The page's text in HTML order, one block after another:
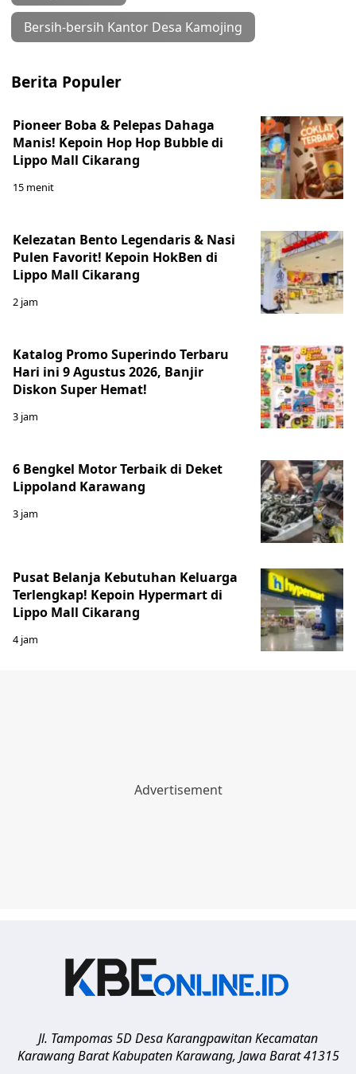
Bersih-bersih Kantor Desa Kamojing
Berita Populer
Pioneer Boba & Pelepas Dahaga
Manis! Kepoin Hop Hop Bubble di
Lippo Mall Cikarang
15 menit
Kelezatan Bento Legendaris & Nasi
Pulen Favorit! Kepoin HokBen di
Lippo Mall Cikarang
2 jam
Katalog Promo Superindo Terbaru
Hari ini 9 Agustus 2026, Banjir
Diskon Super Hemat!
3 jam
6 Bengkel Motor Terbaik di Deket
Lippoland Karawang
3 jam
Pusat Belanja Kebutuhan Keluarga
Terlengkap! Kepoin Hypermart di
Lippo Mall Cikarang
4 jam
Jl. Tampomas 5D Desa Karangpawitan Kecamatan
Karawang Barat Kabupaten Karawang, Jawa Barat 41315